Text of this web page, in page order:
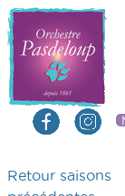
Retour saisons